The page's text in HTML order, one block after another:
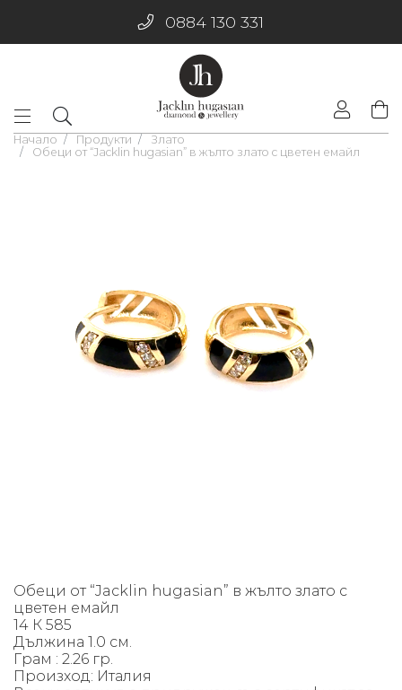
0884 130 331
Начало Продукти
Злато
Обеци от “Jacklin hugasian” в жълто златo с цветен емайл
Обеци от “Jacklin hugasian” в жълто златo с
цветен емайл
14 К 585
Дължина 1.0 см.
Грам : 2.26 гр.
Произход: Италия